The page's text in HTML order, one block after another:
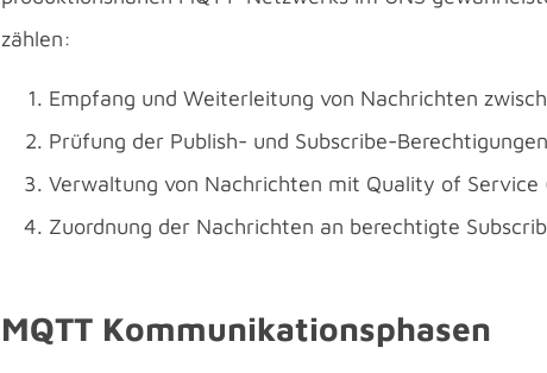
zählen:
Empfang und Weiterleitung von Nachrichten
Prüfung der Publish- und Subscribe-Berechtigungen
Verwaltung von Nachrichten mit Quality of Service
Zuordnung der Nachrichten an berechtigte
MQTT Kommunikationsphasen